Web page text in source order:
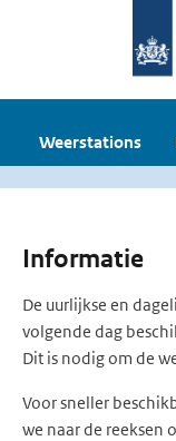
Weerstations
Informatie
De uurlijkse en
volgende dag
Dit is nodig om de
Voor sneller
we naar de reeksen